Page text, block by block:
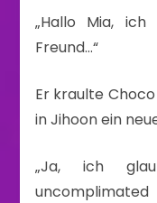
„Hallo Mia,
Freund…“
Er kraulte
in Jihoon ein
„Ja, ich